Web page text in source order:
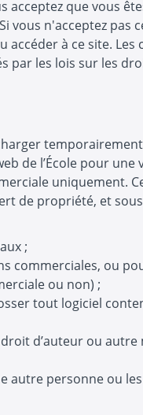
acceptez que vous
vous n'acceptez pas
accéder à ce site. Les
par les lois sur les
de l’École pour une
uniquement.
de propriété, et
;
commerciales, ou
ou non) ;
tout logiciel
d’auteur ou autre
autre personne ou